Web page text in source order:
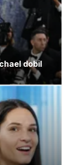
dobil